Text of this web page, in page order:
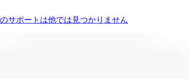
サポートは他では見つかりません